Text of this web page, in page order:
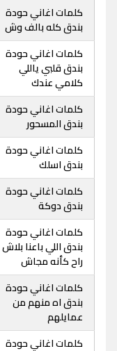
كلمات اغاني حودة
بندق كله بالف وش
كلمات اغاني حودة
بندق قلبي ياللي
كلامي عندك
كلمات اغاني حودة
بندق المسحور
كلمات اغاني حودة
بندق اسلك
كلمات اغاني حودة
بندق دوكة
كلمات اغاني حودة
بندق اللي باعنا بلاش
راح كأنه مجاش
كلمات اغاني حودة
بندق اه منهم من
عمايلهم
كلمات اغاني حودة